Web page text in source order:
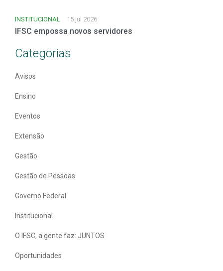
INSTITUCIONAL 15 jul 2026
IFSC empossa novos servidores
Categorias
Avisos
Ensino
Eventos
Extensão
Gestão
Gestão de Pessoas
Governo Federal
Institucional
O IFSC, a gente faz: JUNTOS
Oportunidades